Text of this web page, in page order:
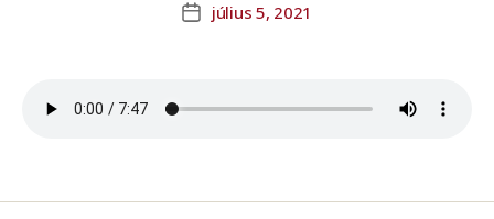
július 5, 2021